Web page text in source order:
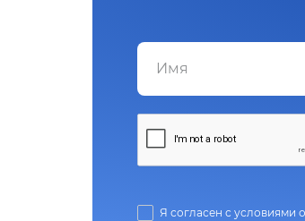
Я согласен с условиями